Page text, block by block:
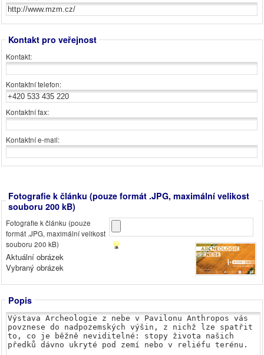
Kontakt pro veřejnost
Kontakt:
Kontaktní telefon:
Kontaktní fax:
Kontaktní e-mail:
Fotografie k článku (pouze formát .JPG, maximální velikost
souboru 200 kB)
Fotografie k článku (pouze
formát .JPG, maximální velikost
souboru 200 kB)
Aktuální obrázek
Vybraný obrázek
Popis